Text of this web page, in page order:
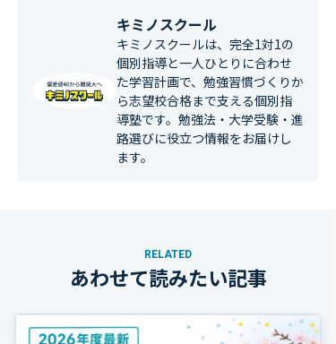
キミノスクール
キミノスクールは、完全1対1の
個別指導と一人ひとりに合わせ
た学習計画で、勉強習慣づくりか
ら志望校合格まで支える個別指
導塾です。勉強法・大学受験・進
路選びに役立つ情報をお届けし
ます。
RELATED
あわせて読みたい記事